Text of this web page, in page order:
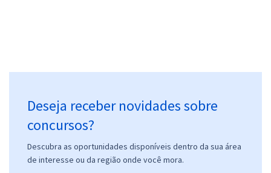
Deseja receber novidades sobre
concursos?
Descubra as oportunidades disponíveis dentro da sua área
de interesse ou da região onde você mora.